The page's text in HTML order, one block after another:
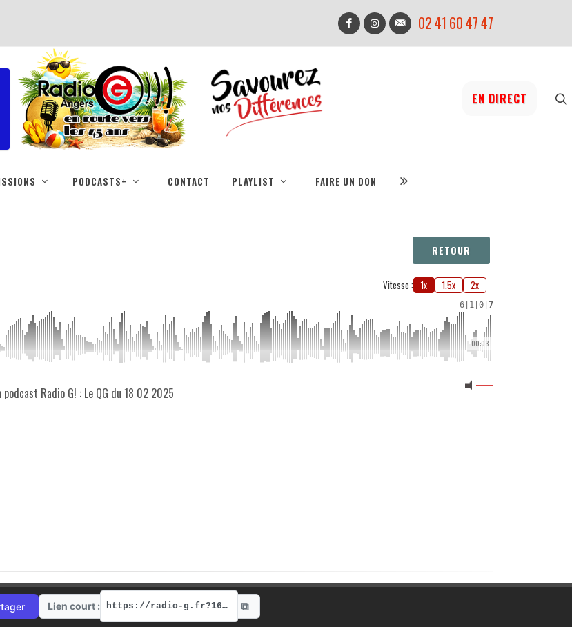
02 41 60 47 47
EN DIRECT
PODCASTS+ CONTACT PLAYLIST FAIRE UN DON
RETOUR
Vitesse : 1x 1.5x 2x
6 1 0 7
00:03
Radio G! : Le QG du 18 02 2025
Lien court : https://radio-g.fr?16786 ⧉